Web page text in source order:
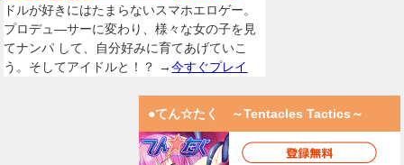
ドルが好きにはたまらないスマホエロゲー。
プロデュ―サーに変わり、様々な女の子を見
てナンパ して、自分好みに育てあげていこ
う。そしてアイドルと！？ →今すぐプレイ
●てん☆たく ～Tentacles Tactics～